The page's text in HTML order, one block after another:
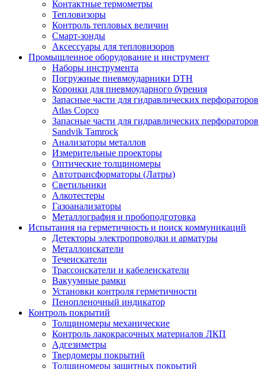
Контактные термометры
Тепловизоры
Контроль тепловых величин
Смарт-зонды
Аксессуары для тепловизоров
Промышленное оборудование и инструмент
Наборы инструмента
Погружные пневмоударники DTH
Коронки для пневмоударного бурения
Запасные части для гидравлических перфораторов
Atlas Copco
Запасные части для гидравлических перфораторов
Sandvik Tamrock
Анализаторы металлов
Измерительные проекторы
Оптические толщиномеры
Автотрансформаторы (Латры)
Светильники
Алкотестеры
Газоанализаторы
Металлография и пробоподготовка
Испытания на герметичность и поиск коммуникаций
Детекторы электропроводки и арматуры
Металлоискатели
Течеискатели
Трассоискатели и кабелеискатели
Вакуумные рамки
Установки контроля герметичности
Пенопленочный индикатор
Контроль покрытий
Толщиномеры механические
Контроль лакокрасочных материалов ЛКП
Адгезиметры
Твердомеры покрытий
Толщиномеры защитных покрытий